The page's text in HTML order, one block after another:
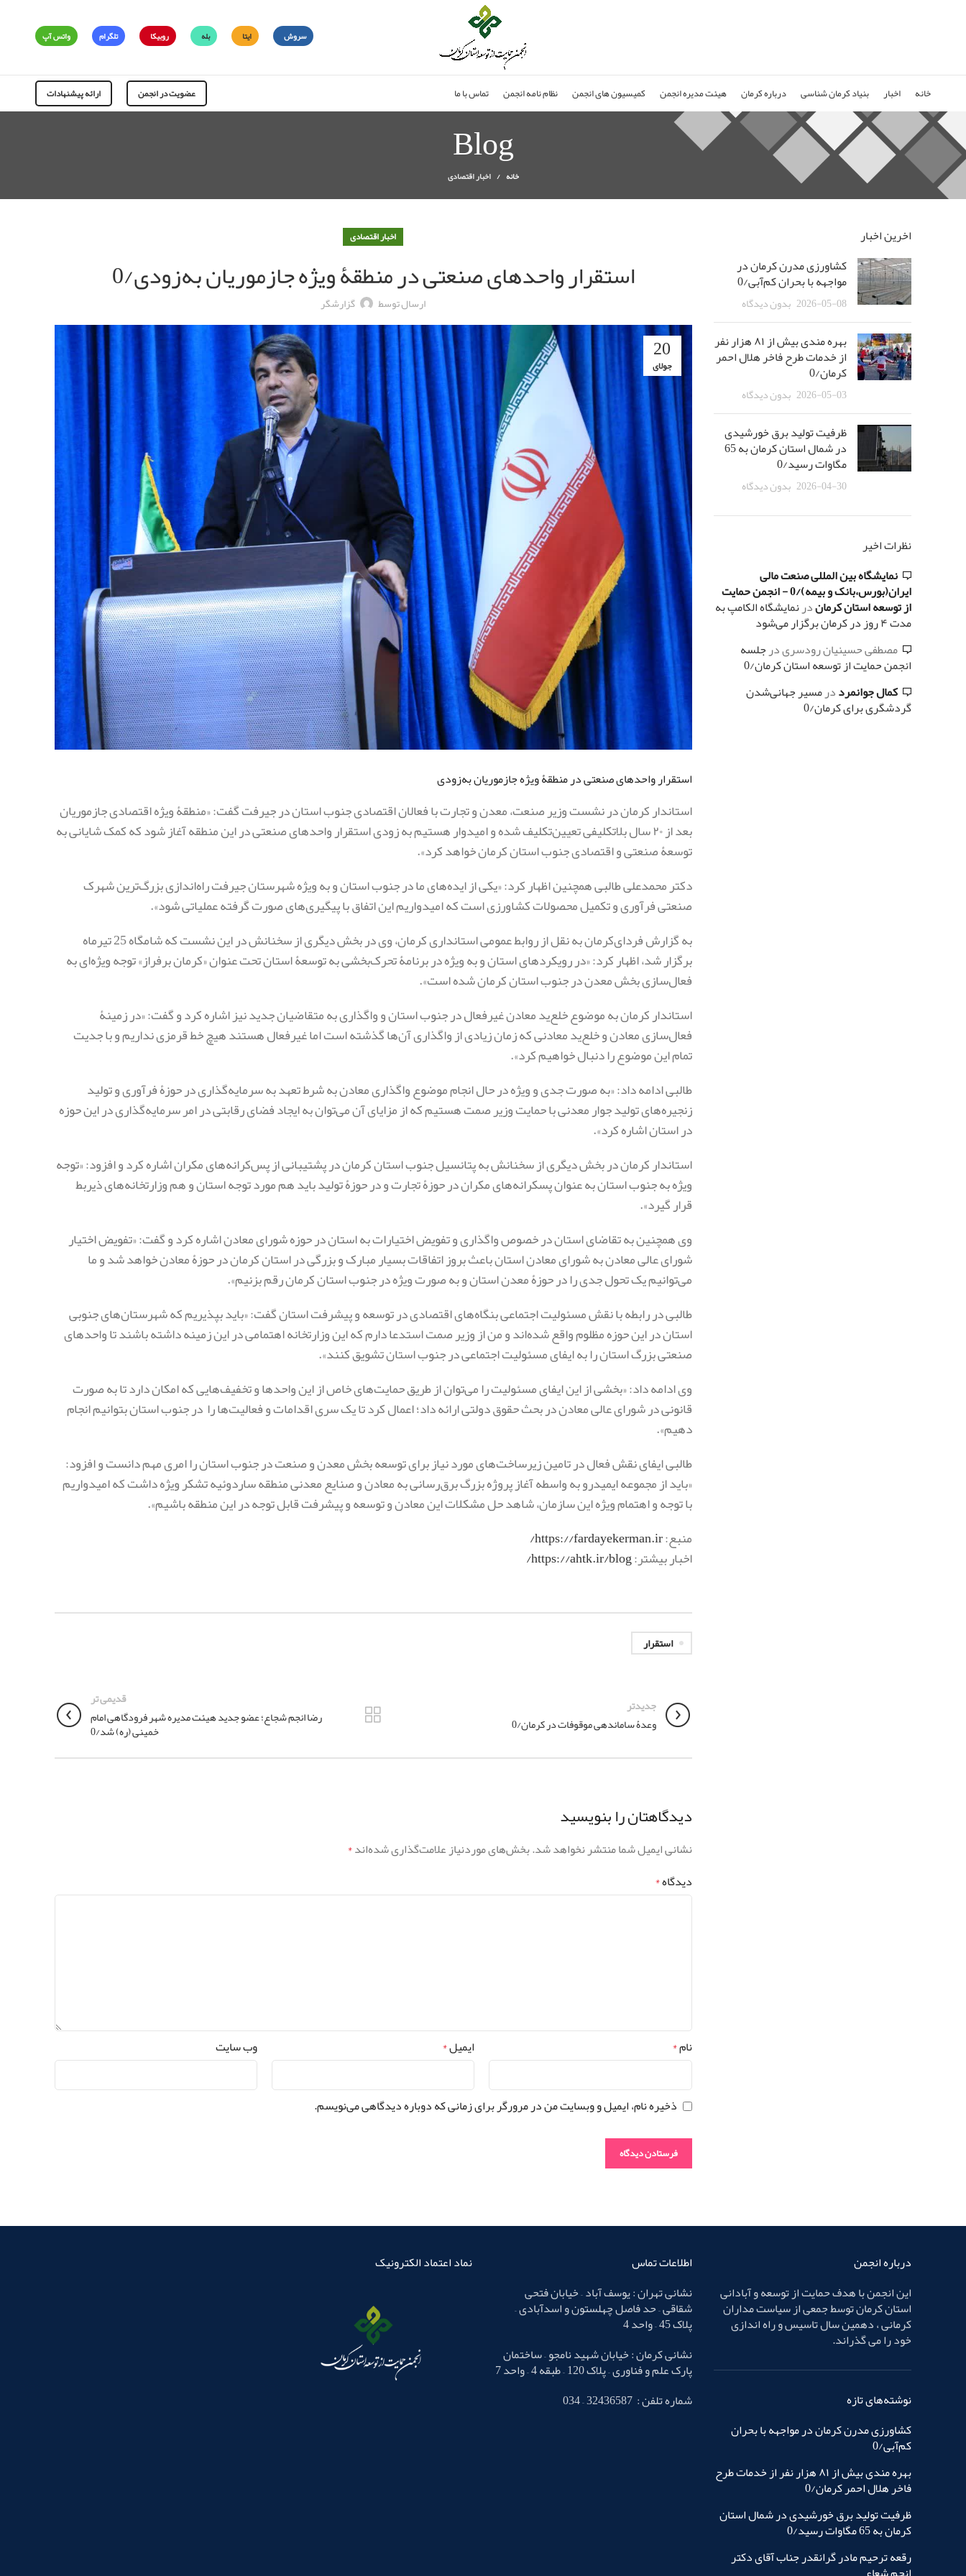
سروش ایتا بله روبیکا تلگرام واتس آپ
خانه اخبار بنیاد کرمان شناسی درباره کرمان هیئت مدیره انجمن کمیسیون های انجمن نظام نامه انجمن تماس با ما عضویت در انجمن ارائه پیشنهادات
Blogخانه اخبار اقتصادی
اخبار اقتصادی
استقرار واحدهای صنعتی در منطقۀ ویژه جازموریان به‌زودی/0
ارسال توسط گزارشگر
20
جولای
استقرار واحدهای صنعتی در منطقۀ ویژه جازموریان به‌زودی
استاندار کرمان در نشست وزیر صنعت، معدن و تجارت با فعالان اقتصادی جنوب استان در جیرفت گفت: «منطقۀ ویژه اقتصادی جازموریان
بعد از ۲۰ سال بلاتکلیفی تعیین‌تکلیف شده و امیدوار هستیم به زودی استقرار واحدهای صنعتی در این منطقه آغاز شود که کمک شایانی به
توسعۀ صنعتی و اقتصادی جنوب استان کرمان خواهد کرد».
دکتر محمدعلی طالبی همچنین اظهار کرد: «یکی از ایده‌های ما در جنوب استان و به ویژه شهرستان جیرفت راه‌اندازی بزرگ‌ترین شهرک
صنعتی فرآوری و تکمیل محصولات کشاورزی است که امیدواریم این اتفاق با پیگیری‌های صورت گرفته عملیاتی شود».
به گزارش فردای‌کرمان به نقل از روابط عمومی استانداری کرمان، وی در بخش دیگری از سخنانش در این نشست که شامگاه 25 تیرماه
برگزار شد، اظهار کرد: «در رویکردهای استان و به ویژه در برنامۀ تحرک‌بخشی به توسعۀ استان تحت عنوان «کرمان برفراز» توجه ویژه‌ای به
فعال‌سازی بخش معدن در جنوب استان کرمان شده است».
استاندار کرمان به موضوع خلع‌ید معادن غیرفعال در جنوب استان و واگذاری به متقاضیان جدید نیز اشاره کرد و گفت: «در زمینۀ
فعال‌سازی معادن و خلع‌ید معادنی که زمان زیادی از واگذاری آن‌ها گذشته است اما غیرفعال هستند هیچ خط قرمزی نداریم و با جدیت
تمام این موضوع را دنبال خواهیم کرد».
طالبی ادامه داد: «به صورت جدی و ویژه در حال انجام موضوع واگذاری معادن به شرط تعهد به سرمایه‌گذاری در حوزۀ فرآوری و تولید
زنجیره‌های تولید جوار معدنی با حمایت وزیر صمت هستیم که از مزایای آن می‌توان به ایجاد فضای رقابتی در امر سرمایه‌گذاری در این حوزه
در استان اشاره کرد».
استاندار کرمان در بخش دیگری از سخنانش به پتانسیل جنوب استان کرمان در پشتیبانی از پس‌کرانه‌های مکران اشاره کرد و افزود: «توجه
ویژه به جنوب استان به عنوان پسکرانه‌های مکران در حوزۀ تجارت و در حوزۀ تولید باید هم مورد توجه استان و هم وزارتخانه‌های ذیربط
قرار گیرد».
وی همچنین به تقاضای استان در خصوص واگذاری و تفویض اختیارات به استان در حوزه شورای معادن اشاره کرد و گفت: «تفویض اختیار
شورای عالی معادن به شورای معادن استان باعث بروز اتفاقات بسیار مبارک و بزرگی در استان کرمان در حوزۀ معادن خواهد شد و ما
می‌توانیم یک تحول جدی را در حوزۀ معدن استان و به صورت ویژه در جنوب استان کرمان رقم بزنیم».
طالبی در رابطه با نقش مسئولیت اجتماعی بنگاه‌های اقتصادی در توسعه و پیشرفت استان گفت: «باید بپذیریم که شهرستان‌های جنوبی
استان در این حوزه مظلوم واقع شده‌اند و من از وزیر صمت استدعا دارم که این وزارتخانه اهتمامی در این زمینه داشته باشند تا واحدهای
صنعتی بزرگ استان را به ایفای مسئولیت اجتماعی در جنوب استان تشویق کنند».
وی ادامه داد: «بخشی از این ایفای مسئولیت را می‌توان از طریق حمایت‌های خاص از این واحدها و تخفیف‌هایی که امکان دارد تا به صورت
قانونی در شورای عالی معادن در بحث حقوق دولتی ارائه داد؛ اعمال کرد تا یک سری اقدامات و فعالیت‌ها را در جنوب استان بتوانیم انجام
دهیم».
طالبی ایفای نقش فعال در تامین زیرساخت‌های مورد نیاز برای توسعه بخش معدن و صنعت در جنوب استان را امری مهم دانست و افزود:
«باید از مجموعه ایمیدرو به واسطه آغاز پروژه بزرگ برق‌رسانی به معادن و صنایع معدنی منطقه ساردوئیه تشکر ویژه داشت که امیدواریم
با توجه و اهتمام ویژه این سازمان، شاهد حل مشکلات این معادن و توسعه و پیشرفت قابل توجه در این منطقه باشیم».
منبع:https://fardayekerman.ir/
اخبار بیشتر:https://ahtk.ir/blog/
استقرار
جدیدتر
وعدۀ ساماندهی موقوفات در کرمان/0
قدیمی تر
رضا انجم شجاع؛ عضو جدید هیئت مدیره شهر فرودگاهی امام
خمینی (ره) شد/0
دیدگاهتان را بنویسید
نشانی ایمیل شما منتشر نخواهد شد.بخش‌های موردنیاز علامت‌گذاری شده‌اند*
دیدگاه*
نام* ایمیل* وب‌ سایت
ذخیره نام، ایمیل و وبسایت من در مرورگر برای زمانی که دوباره دیدگاهی می‌نویسم.
اخرین اخبار
کشاورزی مدرن کرمان در
مواجهه با بحران کم‌آبی/0
2026-05-08 بدون دیدگاه
بهره مندی بیش از ٨١ هزار نفر
از خدمات طرح فاخر هلال احمر
کرمان/0
2026-05-03 بدون دیدگاه
ظرفیت تولید برق خورشیدی
در شمال استان کرمان به 65
مگاوات رسید/0
2026-04-30 بدون دیدگاه
نظرات اخیر
نمایشگاه بین المللی صنعت مالی
ایران(بورس،بانک و بیمه)/0 - انجمن حمایت
از توسعه استان کرماندرنمایشگاه الکامپ به
مدت ۴ روز در کرمان برگزار می‌شود
مصطفی حسینیان رودسریدرجلسه
انجمن حمایت از توسعه استان کرمان/0
کمال جوانمرددرمسیر جهانی‌شدن
گردشگری برای کرمان/0
درباره انجمن
این انجمن با هدف حمایت از توسعه و آبادانی
استان کرمان توسط جمعی از سیاست مداران
کرمانی ، دهمین سال تاسیس و راه اندازی
خود را می گذراند.
نوشته‌های تازه
کشاورزی مدرن کرمان در مواجهه با بحران
کم‌آبی/0
بهره مندی بیش از ٨١ هزار نفر از خدمات طرح
فاخر هلال احمر کرمان/0
ظرفیت تولید برق خورشیدی در شمال استان
کرمان به 65 مگاوات رسید/0
رقعه ترحیم مادر گرانقدر جناب آقای دکتر
اطلاعات تماس
نشانی تهران : یوسف آباد – خیابان فتحی
شقاقی – حد فاصل چهلستون و اسدآبادی –
پلاک 45 – واحد 4
نشانی کرمان : خیابان شهید نامجو – ساختمان
پارک علم و فناوری – پلاک 120 – طبقه 4 – واحد 7
شماره تلفن : 32436587 – 034
نماد اعتماد الکترونیک